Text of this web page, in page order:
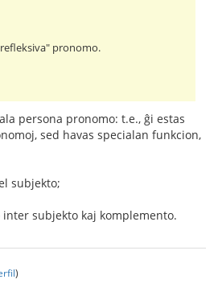
pronomo.
persona pronomo: t.e., ĝi estas
sed havas specialan funkcion,
subjekto;
subjekto kaj komplemento.
)